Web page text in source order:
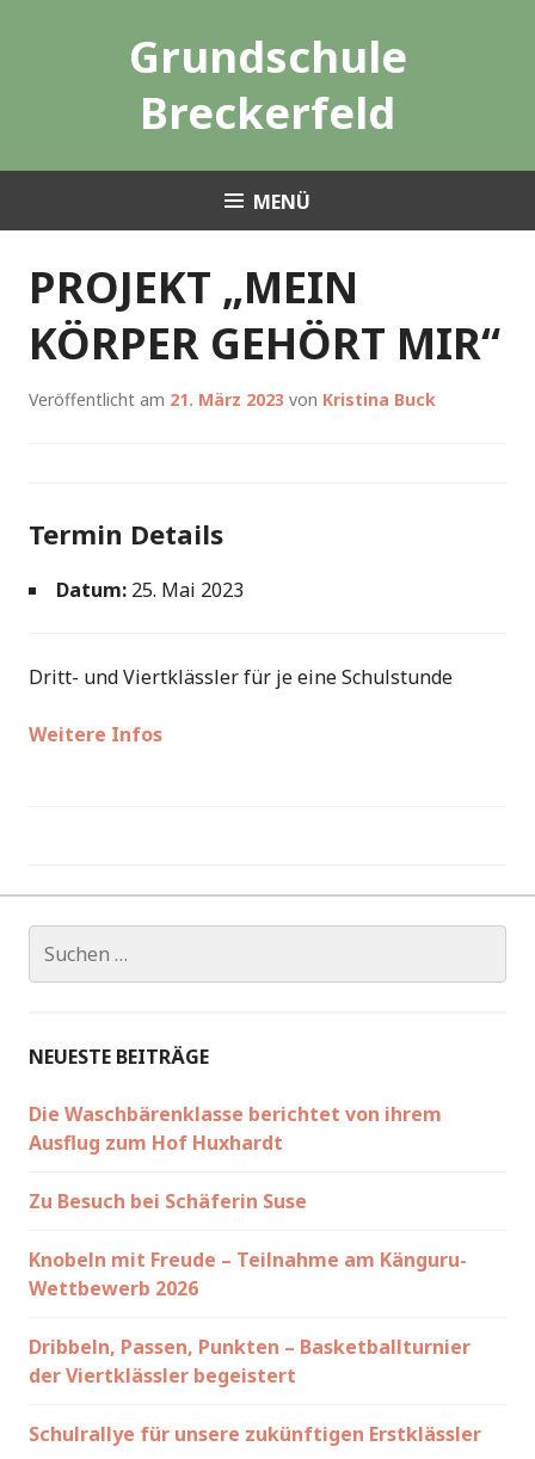
Grundschule
Breckerfeld
MENÜ
PROJEKT „MEIN
KÖRPER GEHÖRT MIR“
Veröffentlicht am 21. März 2023 von Kristina Buck
Termin Details
Datum: 25. Mai 2023
Dritt- und Viertklässler für je eine Schulstunde
Weitere Infos
nach:
NEUESTE BEITRÄGE
Die Waschbärenklasse berichtet von ihrem
Ausflug zum Hof Huxhardt
Zu Besuch bei Schäferin Suse
Knobeln mit Freude – Teilnahme am Känguru-
Wettbewerb 2026
Dribbeln, Passen, Punkten – Basketballturnier
der Viertklässler begeistert
Schulrallye für unsere zukünftigen Erstklässler